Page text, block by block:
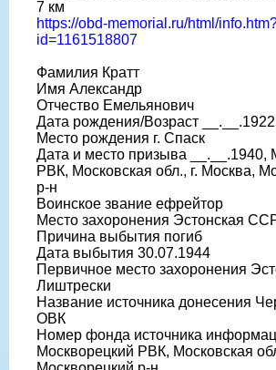
7 км
https://obd-memorial.ru/html/
id=1161518807
Фамилия Кратт
Имя Александр
Отчество Емельянович
Дата рождения/Возраст __.__.1922
Место рождения г. Спаск
Дата и место призыва __.__.1940,
РВК, Московская обл., г. Москва,
р-н
Воинское звание ефрейтор
Место захоронения Эстонская
Причина выбытия погиб
Дата выбытия 30.07.1944
Первичное место захоронения
Лиштрески
Название источника донесения
ОВК
Номер фонда источника
Москворецкий РВК, Московская